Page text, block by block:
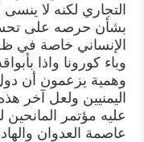
التجاري لكنه لا
بشأن حرصه على
الإنساني خاصة في
وباء كورونا واذا
وهمية يزعمون أن دول
اليمنيين ولعل آخر
عليه مؤتمر
عاصمة العدوان